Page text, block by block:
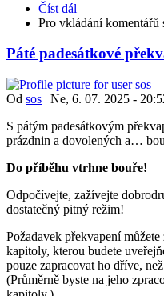
Číst dál
Pro vkládání komentářů
Páté padesátkové
Od sos | Ne, 6. 07. 2025 -
S pátým padesátkovým
prázdnin a dovolených a…
Do příběhu vtrhne bouře!
Odpočívejte, zažívejte
dostatečný pitný režim!
Požadavek překvapení
kapitoly, kterou budete
pouze zapracovat ho dříve,
(Průměrně byste na jeho